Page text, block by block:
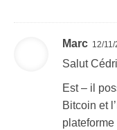
Marc 12/
Salut
Est – il
Bitcoin et